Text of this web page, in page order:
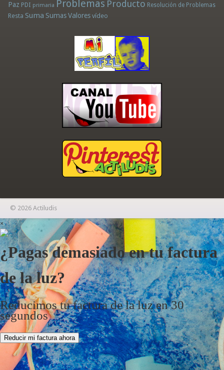
Paz PDI primaria Problemas Producto Resolución de Problemas
Resta Suma Sumas Valores vídeo
© 2026 Actiludis
×
¿Pagas demasiado en tu factura
de la luz?
Reducimos tu factura de la luz en 30
segundos
Reducir mi factura ahora